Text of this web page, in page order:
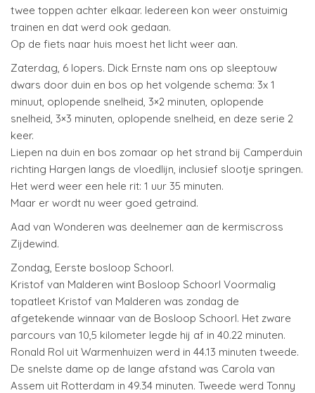
twee toppen achter elkaar. Iedereen kon weer onstuimig
trainen en dat werd ook gedaan.
Op de fiets naar huis moest het licht weer aan.
Zaterdag, 6 lopers. Dick Ernste nam ons op sleeptouw
dwars door duin en bos op het volgende schema: 3x 1
minuut, oplopende snelheid, 3×2 minuten, oplopende
snelheid, 3×3 minuten, oplopende snelheid, en deze serie 2
keer.
Liepen na duin en bos zomaar op het strand bij Camperduin
richting Hargen langs de vloedlijn, inclusief slootje springen.
Het werd weer een hele rit: 1 uur 35 minuten.
Maar er wordt nu weer goed getraind.
Aad van Wonderen was deelnemer aan de kermiscross
Zijdewind.
Zondag, Eerste bosloop Schoorl.
Kristof van Malderen wint Bosloop Schoorl Voormalig
topatleet Kristof van Malderen was zondag de
afgetekende winnaar van de Bosloop Schoorl. Het zware
parcours van 10,5 kilometer legde hij af in 40.22 minuten.
Ronald Rol uit Warmenhuizen werd in 44.13 minuten tweede.
De snelste dame op de lange afstand was Carola van
Assem uit Rotterdam in 49.34 minuten. Tweede werd Tonny